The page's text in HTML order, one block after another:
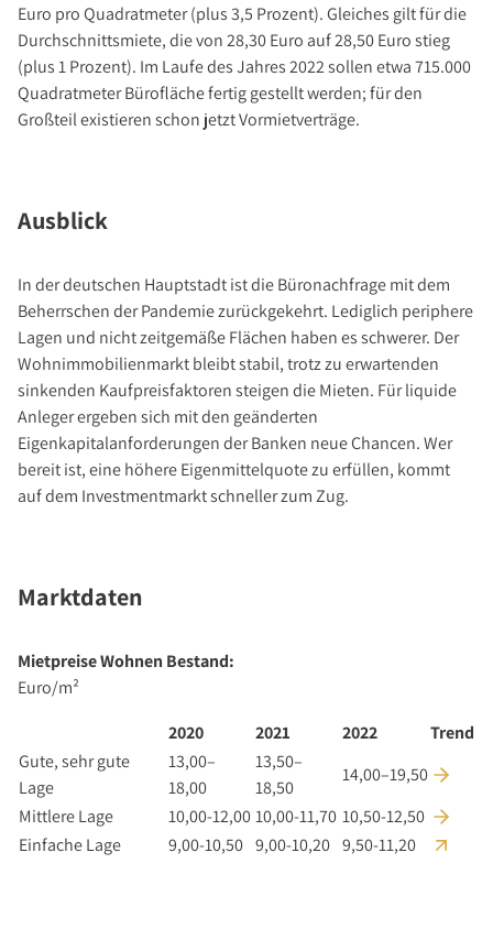
Euro pro Quadratmeter (plus 3,5 Prozent). Gleiches gilt für die
Durchschnittsmiete, die von 28,30 Euro auf 28,50 Euro stieg
(plus 1 Prozent). Im Laufe des Jahres 2022 sollen etwa 715.000
Quadratmeter Bürofläche fertig gestellt werden; für den
Großteil existieren schon jetzt Vormietverträge.
Ausblick
In der deutschen Hauptstadt ist die Büronachfrage mit dem
Beherrschen der Pandemie zurückgekehrt. Lediglich periphere
Lagen und nicht zeitgemäße Flächen haben es schwerer. Der
Wohnimmobilienmarkt bleibt stabil, trotz zu erwartenden
sinkenden Kaufpreisfaktoren steigen die Mieten. Für liquide
Anleger ergeben sich mit den geänderten
Eigenkapitalanforderungen der Banken neue Chancen. Wer
bereit ist, eine höhere Eigenmittelquote zu erfüllen, kommt
auf dem Investmentmarkt schneller zum Zug.
Marktdaten
Mietpreise Wohnen Bestand:
Euro/m²
2020
2021 2022
Trend
Gute, sehr gute
Lage
13,00–
18,00
13,50–
18,50
14,00–19,50
Mittlere Lage
10,00-12,0010,00-11,70 10,50-12,50
Einfache Lage
9,00-10,50 9,00-10,20 9,50-11,20